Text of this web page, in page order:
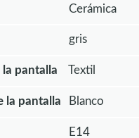
Cerámica
gris
la pantalla Textil
la pantalla Blanco
E14